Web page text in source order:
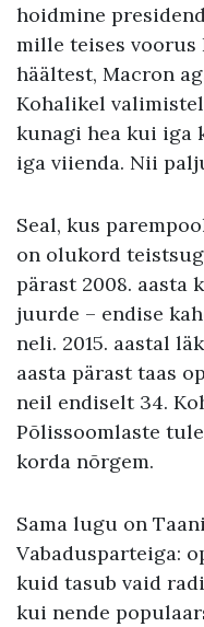
hoidmine
mille teises voorus
häältest, Macron
Kohalikel
kunagi hea kui iga
iga viienda. Nii
Seal, kus
on olukord
pärast 2008. aasta
juurde – endise
neli. 2015. aastal
aasta pärast taas
neil endiselt 34.
Põlissoomlaste
korda nõrgem.
Sama lugu on
Vabadusparteiga:
kuid tasub vaid
kui nende